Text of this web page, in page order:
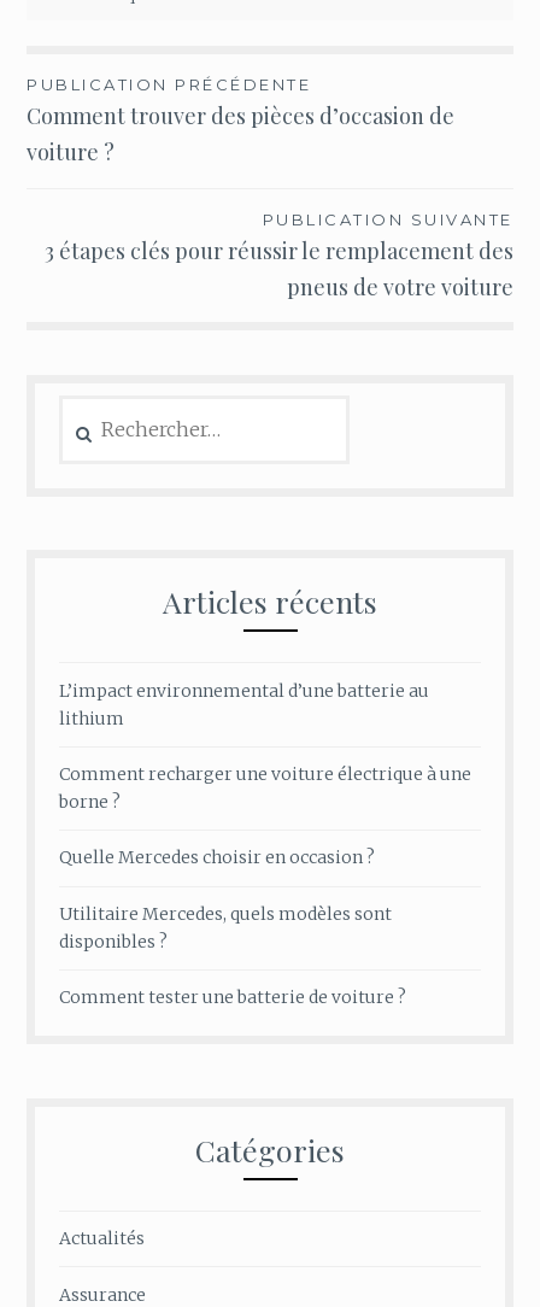
Navigation
de
PUBLICATION PRÉCÉDENTE
Comment trouver des pièces d’occasion de
voiture ?
PUBLICATION SUIVANTE
3 étapes clés pour réussir le remplacement des
pneus de votre voiture
Articles récents
L’impact environnemental d’une batterie au
lithium
Comment recharger une voiture électrique à une
borne ?
Quelle Mercedes choisir en occasion ?
Utilitaire Mercedes, quels modèles sont
disponibles ?
Comment tester une batterie de voiture ?
Catégories
Actualités
Assurance